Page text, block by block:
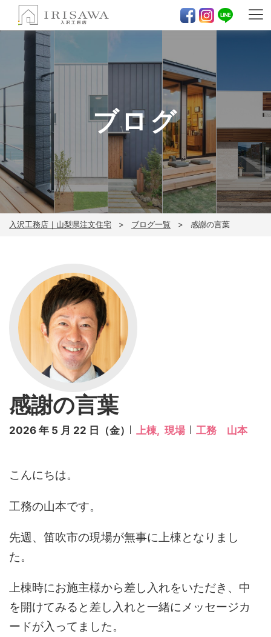
ブログ
入沢工務店｜山梨県注文住宅 ブログ一覧 感謝の言葉
感謝の言葉
2026 年 5 月 22 日（金） 上棟, 現場 工務 山本
こんにちは。
工務の山本です。
先週、笛吹市の現場が無事に上棟となりまし
た。
上棟時にお施主様から差し入れをいただき、中
を開けてみると差し入れと一緒にメッセージカ
ードが入ってました。